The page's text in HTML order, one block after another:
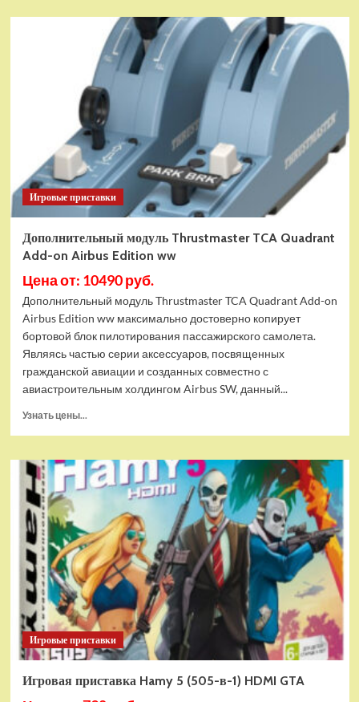
Игровые приставки
Дополнительный модуль Thrustmaster TCA Quadrant
Add-on Airbus Edition ww
Цена от: 10490 руб.
Дополнительный модуль Thrustmaster TCA Quadrant Add-on
Airbus Edition ww максимально достоверно копирует
бортовой блок пилотирования пассажирского самолета.
Являясь частью серии аксессуаров, посвященных
гражданской авиации и созданных совместно с
авиастроительным холдингом Airbus SW, данный...
Узнать цены...
Дополнительный
модуль
Thrustmaster
Quadrant
Add-
on
Airbus
Edition
ww
Игровые приставки
Игровая приставка Hamy 5 (505-в-1) HDMI GTA